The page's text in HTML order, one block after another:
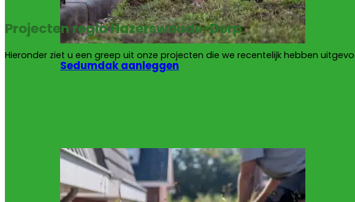
Sedumdak aanleggen
Projecten regio Hazerswoude-Dorp
Hieronder ziet u een greep uit onze projecten die we recentelijk hebben